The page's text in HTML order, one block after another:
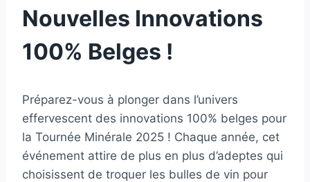
Nouvelles Innovations
100% Belges !
Préparez-vous à plonger dans l’univers
effervescent des innovations 100% belges pour
la Tournée Minérale 2025 ! Chaque année, cet
événement attire de plus en plus d’adeptes qui
choisissent de troquer les bulles de vin pour